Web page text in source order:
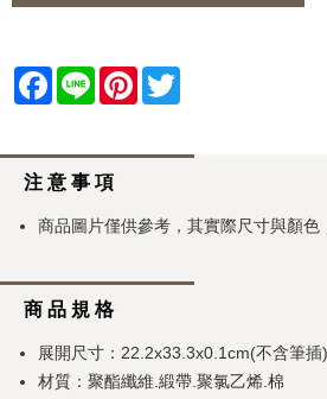
Facebook
Line Pinterest
注 意 事 項
商品圖片僅供參考，其實際尺寸與顏色
商 品 規 格
展開尺寸：22.2x33.3x0.1cm(不含筆插)
材質：聚酯纖維.緞帶.聚氯乙烯.棉